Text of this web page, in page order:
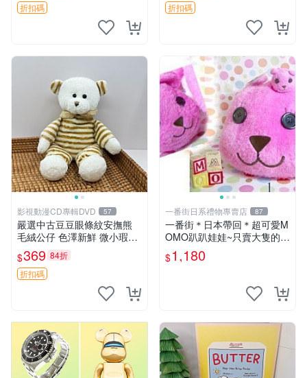
折扣碼
折扣碼
影視動漫CD專輯DVD 57
嚴選中古豆豆眼條紋安撫熊
毛絨公仔 色澤新鮮 微小瑕疵
可收藏 中古 安撫熊 條紋公仔
$369 84折
折扣碼
一番街日系禮物專賣店 87
一番街＊日本帶回＊超可愛M
OMO趴趴娃娃~只賣大隻的1
號~單隻價～生日禮物
$1,180